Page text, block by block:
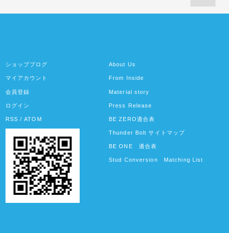
ショップブログ
マイアカウント
会員登録
ログイン
RSS /ATOM
About Us
From Inside
Material story
Press Release
BE ZERO適合表
Thunder Bolt サイトマップ
BE ONE 適合表
Stud Conversion Matching List